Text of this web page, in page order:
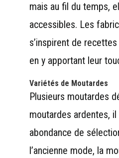
mais au fil du temps,
accessibles. Les
s’inspirent de
en y apportant leur
Variétés de Moutardes
Plusieurs moutardes
moutardes ardentes,
abondance de
l’ancienne mode, la